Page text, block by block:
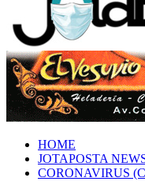
HOME
JOTAPOSTA
CORONAVIRUS